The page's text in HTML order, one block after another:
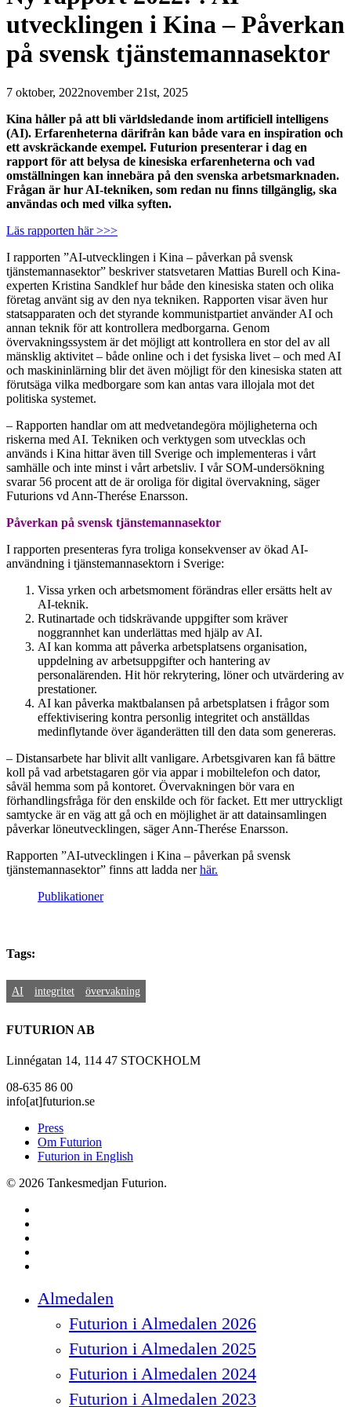
utvecklingen i Kina – Påverkan
på svensk tjänstemannasektor
7 oktober, 2022november 21st, 2025
Kina håller på att bli världsledande inom artificiell intelligens
(AI). Erfarenheterna därifrån kan både vara en inspiration och
ett avskräckande exempel. Futurion presenterar i dag en
rapport för att belysa de kinesiska erfarenheterna och vad
omställningen kan innebära på den svenska arbetsmarknaden.
Frågan är hur AI-tekniken, som redan nu finns tillgänglig, ska
användas och med vilka syften.
Läs rapporten här >>>
I rapporten ”AI-utvecklingen i Kina – påverkan på svensk
tjänstemannasektor” beskriver statsvetaren Mattias Burell och Kina-
experten Kristina Sandklef hur både den kinesiska staten och olika
företag använt sig av den nya tekniken. Rapporten visar även hur
statsapparaten och det styrande kommunistpartiet använder AI och
annan teknik för att kontrollera medborgarna. Genom
övervakningssystem är det möjligt att kontrollera en stor del av all
mänsklig aktivitet – både online och i det fysiska livet – och med AI
och maskininlärning blir det även möjligt för den kinesiska staten att
förutsäga vilka medborgare som kan antas vara illojala mot det
politiska systemet.
– Rapporten handlar om att medvetandegöra möjligheterna och
riskerna med AI. Tekniken och verktygen som utvecklas och
används i Kina hittar även till Sverige och implementeras i vårt
samhälle och inte minst i vårt arbetsliv. I vår SOM-undersökning
svarar 56 procent att de är oroliga för digital övervakning, säger
Futurions vd Ann-Therése Enarsson.
Påverkan på svensk tjänstemannasektor
I rapporten presenteras fyra troliga konsekvenser av ökad AI-
användning i tjänstemannasektorn i Sverige:
Vissa yrken och arbetsmoment förändras eller ersätts helt av
AI-teknik.
Rutinartade och tidskrävande uppgifter som kräver
noggrannhet kan underlättas med hjälp av AI.
AI kan komma att påverka arbetsplatsens organisation,
uppdelning av arbetsuppgifter och hantering av
personalärenden. Hit hör rekrytering, löner och utvärdering av
prestationer.
AI kan påverka maktbalansen på arbetsplatsen i frågor som
effektivisering kontra personlig integritet och anställdas
medinflytande över äganderätten till den data som genereras.
– Distansarbete har blivit allt vanligare. Arbetsgivaren kan få bättre
koll på vad arbetstagaren gör via appar i mobiltelefon och dator,
såväl hemma som på kontoret. Övervakningen bör vara en
förhandlingsfråga för den enskilde och för facket. Ett mer uttryckligt
samtycke är en väg att gå och en möjlighet är att datainsamlingen
påverkar löneutvecklingen, säger Ann-Therése Enarsson.
Rapporten ”AI-utvecklingen i Kina – påverkan på svensk
tjänstemannasektor” finns att ladda nerhär.
Publikationer
Tags:
AI integritet övervakning
FUTURION AB
Linnégatan 14, 114 47 STOCKHOLM
08-635 86 00
info[at]futurion.se
Press
Om Futurion
Futurion in English
© 2026 Tankesmedjan Futurion.
Menu
Almedalen
Futurion i Almedalen 2026
Futurion i Almedalen 2025
Futurion i Almedalen 2024
Futurion i Almedalen 2023